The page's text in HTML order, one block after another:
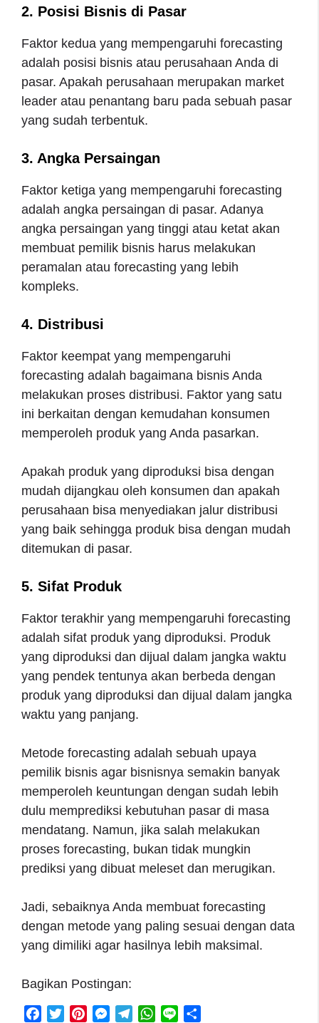
2. Posisi Bisnis di Pasar
Faktor kedua yang mempengaruhi forecasting
adalah posisi bisnis atau perusahaan Anda di
pasar. Apakah perusahaan merupakan market
leader atau penantang baru pada sebuah pasar
yang sudah terbentuk.
3. Angka Persaingan
Faktor ketiga yang mempengaruhi forecasting
adalah angka persaingan di pasar. Adanya
angka persaingan yang tinggi atau ketat akan
membuat pemilik bisnis harus melakukan
peramalan atau forecasting yang lebih
kompleks.
4. Distribusi
Faktor keempat yang mempengaruhi
forecasting adalah bagaimana bisnis Anda
melakukan proses distribusi. Faktor yang satu
ini berkaitan dengan kemudahan konsumen
memperoleh produk yang Anda pasarkan.
Apakah produk yang diproduksi bisa dengan
mudah dijangkau oleh konsumen dan apakah
perusahaan bisa menyediakan jalur distribusi
yang baik sehingga produk bisa dengan mudah
ditemukan di pasar.
5. Sifat Produk
Faktor terakhir yang mempengaruhi forecasting
adalah sifat produk yang diproduksi. Produk
yang diproduksi dan dijual dalam jangka waktu
yang pendek tentunya akan berbeda dengan
produk yang diproduksi dan dijual dalam jangka
waktu yang panjang.
Metode forecasting adalah sebuah upaya
pemilik bisnis agar bisnisnya semakin banyak
memperoleh keuntungan dengan sudah lebih
dulu memprediksi kebutuhan pasar di masa
mendatang. Namun, jika salah melakukan
proses forecasting, bukan tidak mungkin
prediksi yang dibuat meleset dan merugikan.
Jadi, sebaiknya Anda membuat forecasting
dengan metode yang paling sesuai dengan data
yang dimiliki agar hasilnya lebih maksimal.
Bagikan Postingan:
M
W